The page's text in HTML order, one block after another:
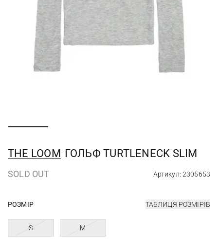
THE LOOM ГОЛЬФ TURTLENECK SLIM
SOLD OUT Артикул: 2305653
РОЗМІР ТАБЛИЦЯ РОЗМІРІВ
S M